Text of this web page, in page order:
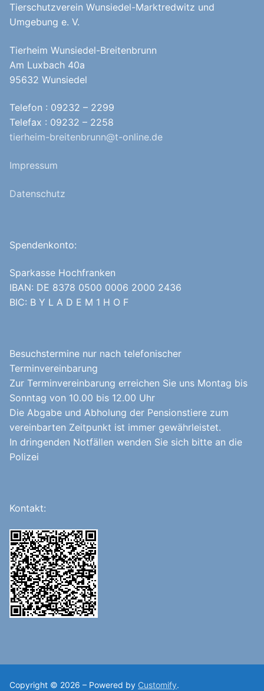
Tierschutzverein Wunsiedel-Marktredwitz und
Umgebung e. V.
Tierheim Wunsiedel-Breitenbrunn
Am Luxbach 40a
95632 Wunsiedel
Telefon : 09232 – 2299
Telefax : 09232 – 2258
tierheim-breitenbrunn@t-online.de
Impressum
Datenschutz
Spendenkonto:
Sparkasse Hochfranken
IBAN: DE 8378 0500 0006 2000 2436
BIC: B Y L A D E M 1 H O F
Besuchstermine nur nach telefonischer
Terminvereinbarung
Zur Terminvereinbarung erreichen Sie uns Montag bis
Sonntag von 10.00 bis 12.00 Uhr
Die Abgabe und Abholung der Pensionstiere zum
vereinbarten Zeitpunkt ist immer gewährleistet.
In dringenden Notfällen wenden Sie sich bitte an die
Polizei
Kontakt:
Copyright © 2026 – Powered by Customify.